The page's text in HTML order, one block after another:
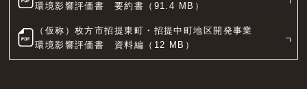
環境影響評価書 要約書（91.4 MB）
（仮称）枚方市招提東町・招提中町地区開発事業
環境影響評価書 資料編（12 MB）